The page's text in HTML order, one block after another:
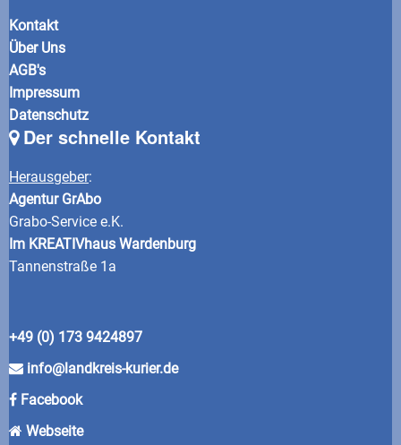
Kontakt
Über Uns
AGB's
Impressum
Datenschutz
Der schnelle Kontakt
Herausgeber:
Agentur GrAbo
Grabo-Service e.K.
Im KREATIVhaus Wardenburg
Tannenstraße 1a
+49 (0) 173 9424897
info@landkreis-kurier.de
Facebook
Webseite